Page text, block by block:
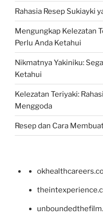
Rahasia Resep Sukiayki
Mengungkap Kelezatan
Perlu Anda Ketahui
Nikmatnya Yakiniku:
Ketahui
Kelezatan Teriyaki:
Menggoda
Resep dan Cara